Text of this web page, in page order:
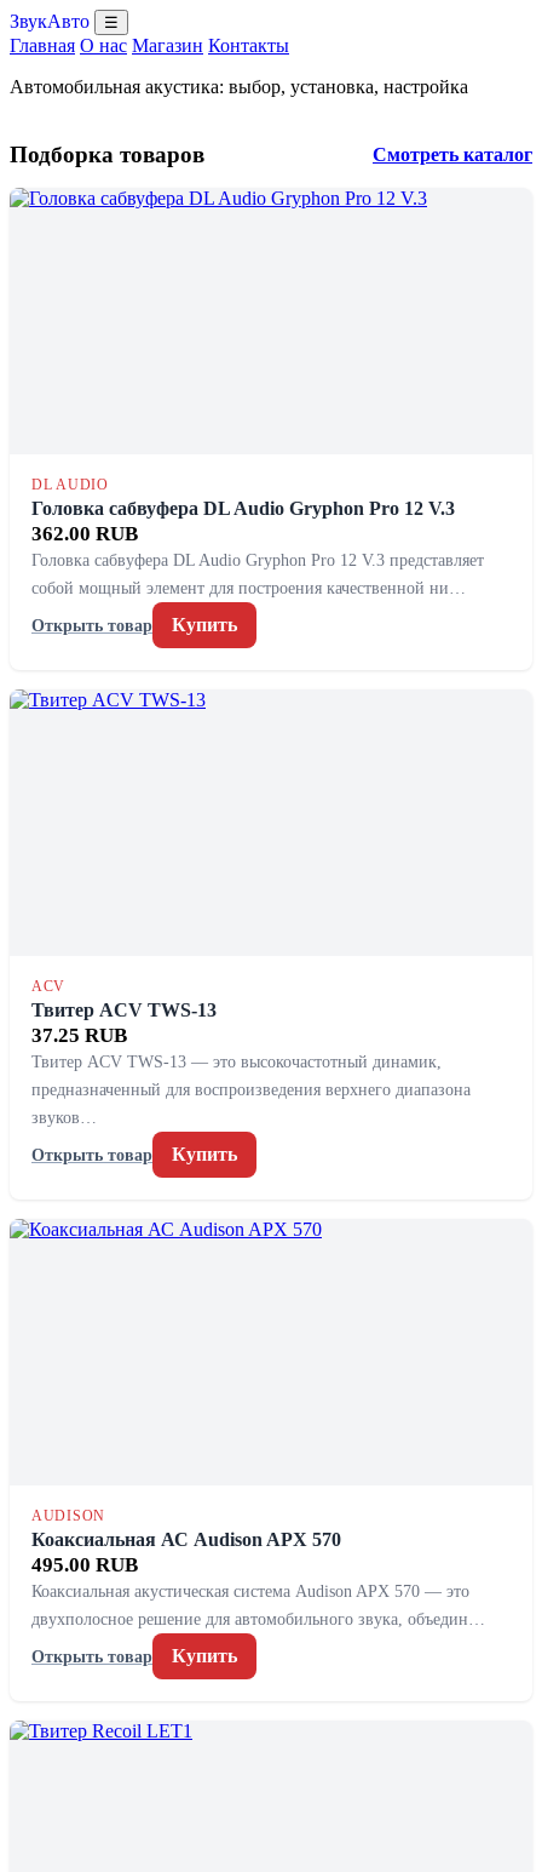
ЗвукАвто ☰
Главная О нас Магазин Контакты
Автомобильная акустика: выбор, установка, настройка
Подборка товаров Смотреть каталог
DL AUDIO
Головка сабвуфера DL Audio Gryphon Pro 12 V.3
362.00 RUB
Головка сабвуфера DL Audio Gryphon Pro 12 V.3 представляет
собой мощный элемент для построения качественной ни…
Открыть товар
Купить
ACV
Твитер ACV TWS-13
37.25 RUB
Твитер ACV TWS-13 — это высокочастотный динамик,
предназначенный для воспроизведения верхнего диапазона
звуков…
Открыть товар
Купить
AUDISON
Коаксиальная АС Audison APX 570
495.00 RUB
Коаксиальная акустическая система Audison APX 570 — это
двухполосное решение для автомобильного звука, объедин…
Открыть товар
Купить